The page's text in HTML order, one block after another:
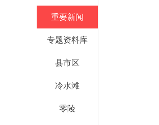
重要新闻
专题资料库
县市区
冷水滩
零陵